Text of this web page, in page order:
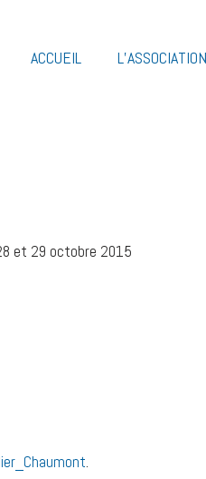
ACCUEIL L’ASSOCIATION
et 29 octobre 2015
.